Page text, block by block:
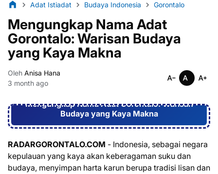
Adat Istiadat Budaya Indonesia Gorontalo
Mengungkap Nama Adat
Gorontalo: Warisan Budaya
yang Kaya Makna
Oleh Anisa Hana
3 month ago
Mengungkap Nama Adat Gorontalo: Warisan
Budaya yang Kaya Makna
RADARGORONTALO.COM - Indonesia, sebagai negara
kepulauan yang kaya akan keberagaman suku dan
budaya, menyimpan harta karun berupa tradisi lisan dan